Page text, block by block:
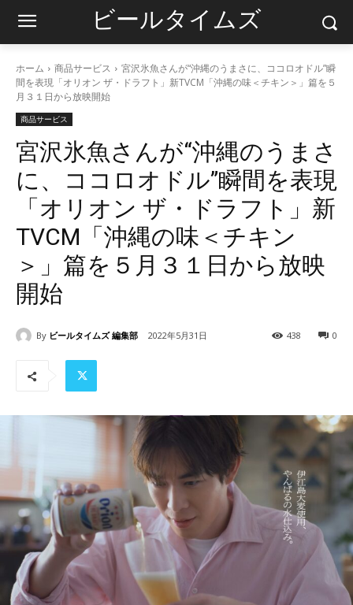
ビールタイムズ
ホーム 商品サービス
宮沢氷魚さんが“沖縄のうまさに、ココロオドル”瞬
間を表現「オリオン ザ・ドラフト」新TVCM「沖縄の味＜チキン＞」篇を５
月３１日から放映開始
商品サービス
宮沢氷魚さんが“沖縄のうまさ
に、ココロオドル”瞬間を表現
「オリオン ザ・ドラフト」新
TVCM「沖縄の味＜チキン
＞」篇を５月３１日から放映
開始
By ビールタイムズ 編集部 2022年5月31日 0
438